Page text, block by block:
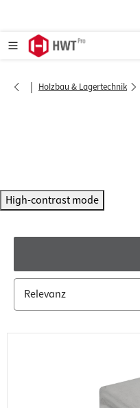
| Holzbau & Lagertechnik
High-contrast mode